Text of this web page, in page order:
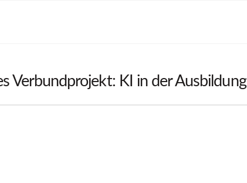
Verbundprojekt: KI in der Ausbildung